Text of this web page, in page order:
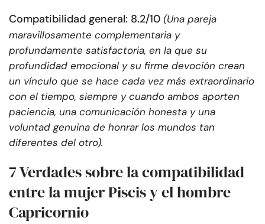
Compatibilidad general: 8.2/10 (Una pareja
maravillosamente complementaria y
profundamente satisfactoria, en la que su
profundidad emocional y su firme devoción crean
un vínculo que se hace cada vez más extraordinario
con el tiempo, siempre y cuando ambos aporten
paciencia, una comunicación honesta y una
voluntad genuina de honrar los mundos tan
diferentes del otro).
7 Verdades sobre la compatibilidad
entre la mujer Piscis y el hombre
Capricornio